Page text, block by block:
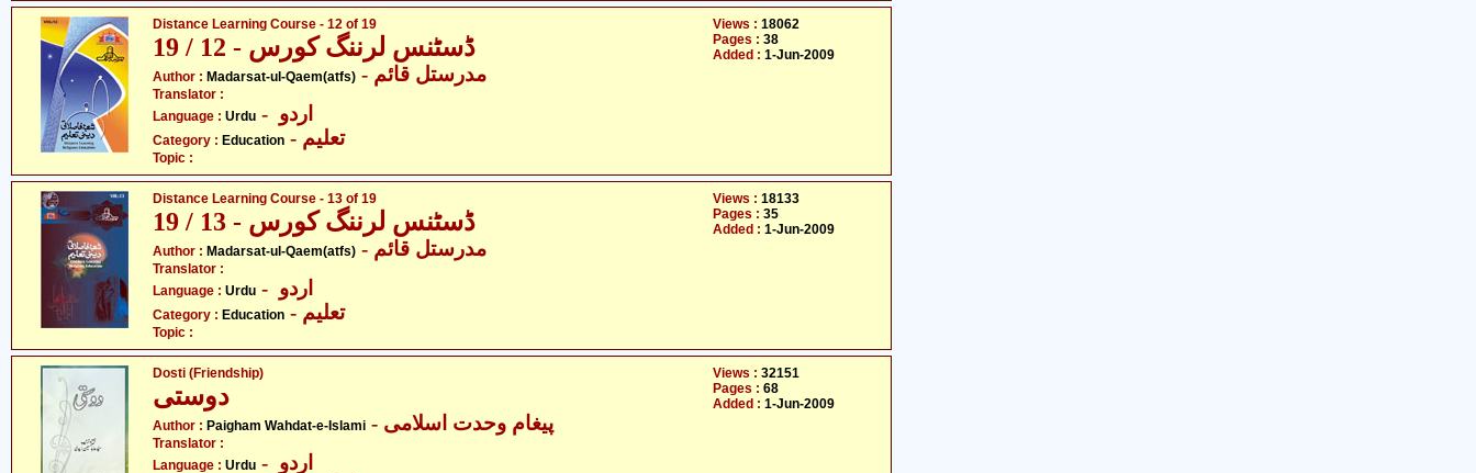
Distance Learning Course - 12 of 19
ڈسٹنس لرننگ کورس - 12 / 19
Author : Madarsat-ul-Qaem(atfs) - مدرستل قائم
Translator :
Language : Urdu
Category : Education - تعلیم
Topic :
Views : 18062
Pages : 38
Added : 1-Jun-2009
Distance Learning Course - 13 of 19
ڈسٹنس لرننگ کورس - 13 / 19
Author : Madarsat-ul-Qaem(atfs) - مدرستل قائم
Translator :
Language : Urdu
Category : Education - تعلیم
Topic :
Views : 18133
Pages : 35
Added : 1-Jun-2009
Dosti (Friendship)
دوستی
Author : Paigham Wahdat-e-Islami - پیغام وحدت اسلامی
Translator :
Language : Urdu
Views : 32151
Pages : 68
Added : 1-Jun-2009